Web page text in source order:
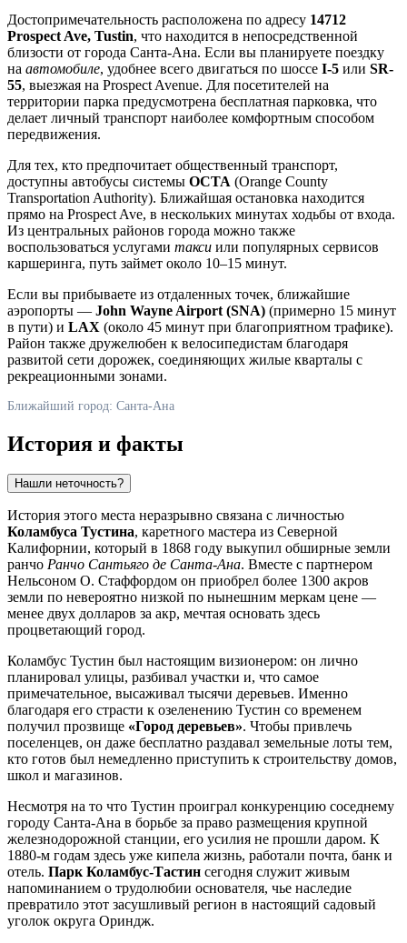
Достопримечательность расположена по адресу 14712
Prospect Ave, Tustin, что находится в непосредственной
близости от города Санта-Ана. Если вы планируете поездку
на автомобиле, удобнее всего двигаться по шоссе I-5 или SR-
55, выезжая на Prospect Avenue. Для посетителей на
территории парка предусмотрена бесплатная парковка, что
делает личный транспорт наиболее комфортным способом
передвижения.
Для тех, кто предпочитает общественный транспорт,
доступны автобусы системы OCTA (Orange County
Transportation Authority). Ближайшая остановка находится
прямо на Prospect Ave, в нескольких минутах ходьбы от входа.
Из центральных районов города можно также
воспользоваться услугами такси или популярных сервисов
каршеринга, путь займет около 10–15 минут.
Если вы прибываете из отдаленных точек, ближайшие
аэропорты — John Wayne Airport (SNA) (примерно 15 минут
в пути) и LAX (около 45 минут при благоприятном трафике).
Район также дружелюбен к велосипедистам благодаря
развитой сети дорожек, соединяющих жилые кварталы с
рекреационными зонами.
Ближайший город: Санта-Ана
История и факты
Нашли неточность?
История этого места неразрывно связана с личностью
Коламбуса Тустина, каретного мастера из Северной
Калифорнии, который в 1868 году выкупил обширные земли
ранчо Ранчо Сантьяго де Санта-Ана. Вместе с партнером
Нельсоном О. Стаффордом он приобрел более 1300 акров
земли по невероятно низкой по нынешним меркам цене —
менее двух долларов за акр, мечтая основать здесь
процветающий город.
Коламбус Тустин был настоящим визионером: он лично
планировал улицы, разбивал участки и, что самое
примечательное, высаживал тысячи деревьев. Именно
благодаря его страсти к озеленению Тустин со временем
получил прозвище «Город деревьев». Чтобы привлечь
поселенцев, он даже бесплатно раздавал земельные лоты тем,
кто готов был немедленно приступить к строительству домов,
школ и магазинов.
Несмотря на то что Тустин проиграл конкуренцию соседнему
городу Санта-Ана в борьбе за право размещения крупной
железнодорожной станции, его усилия не прошли даром. К
1880-м годам здесь уже кипела жизнь, работали почта, банк и
отель. Парк Коламбус-Тастин сегодня служит живым
напоминанием о трудолюбии основателя, чье наследие
превратило этот засушливый регион в настоящий садовый
уголок округа Ориндж.